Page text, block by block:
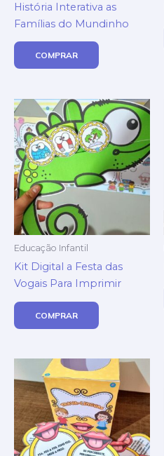
História Interativa as
Famílias do Mundinho
COMPRAR
Educação Infantil
Kit Digital a Festa das
Vogais Para Imprimir
COMPRAR